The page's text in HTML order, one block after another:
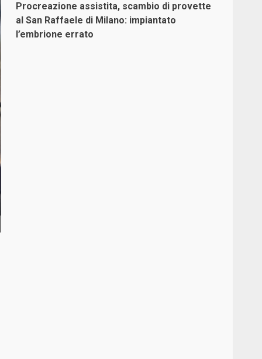
Procreazione assistita, scambio di provette
al San Raffaele di Milano: impiantato
l’embrione errato